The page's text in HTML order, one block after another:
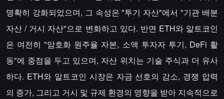
명확히 강화되었으며, 그 속성은 "투기 자산"에서 "기관 배분
자산 / 거시 자산"으로 변화하고 있다. 반면 ETH와 알트코인
은 여전히 "암호화 원주율 자본, 소액 투자자 투기, DeFi 활
동"에 중점을 두고 있으며, 자산 위치는 기술 주식과 더 유사
하다. ETH와 알트코인 시장은 자금 선호의 감소, 경쟁 압력
의 증가, 그리고 거시 및 규제 환경의 영향을 받아 지속적으로